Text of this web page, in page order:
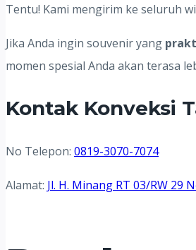
Tentu! Kami mengirim ke seluruh
Jika Anda ingin souvenir yang
momen spesial Anda akan terasa
Kontak Konveksi
No Telepon: 0819-3070-7074
Alamat: Jl. H. Minang RT 03/RW 29